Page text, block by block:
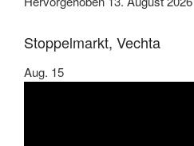
Stoppelmarkt, Vechta
Aug. 15